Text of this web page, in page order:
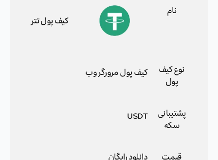
نام
کیف پول تتر
نوع کیف
پول
کیف پول مرورگر وب
پشتیبانی
سکه
USDT
قیمت دانلود رایگان